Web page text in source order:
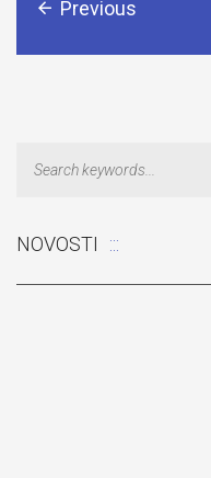
Previous
NOVOSTI
Odluka: Poništava se